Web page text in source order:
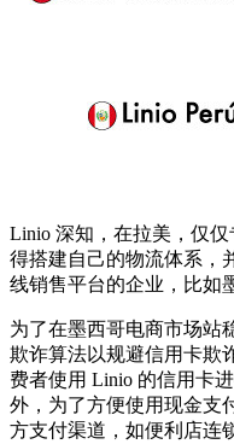
Linio 深知，在拉美，仅
得搭建自己的物流体系，
线销售平台的企业，比如
为了在墨西哥电商市场站
欺诈算法以规避信用卡欺
费者使用 Linio 的信用卡
外，为了方便使用现金支
方支付渠道，如便利店连